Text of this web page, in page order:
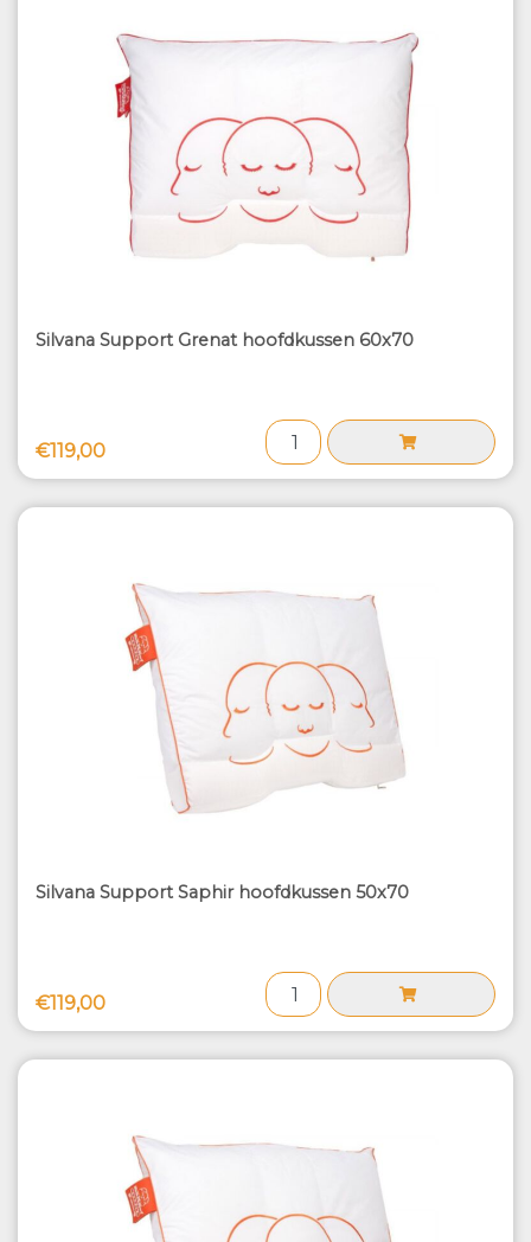
Silvana Support Grenat hoofdkussen 60x70
€119,00
Silvana Support Saphir hoofdkussen 50x70
€119,00